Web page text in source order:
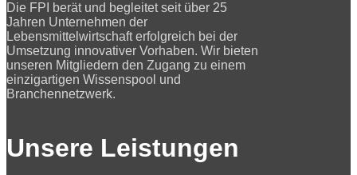
Die FPI berät und begleitet seit über 25
Jahren Unternehmen der
Lebensmittelwirtschaft erfolgreich bei der
Umsetzung innovativer Vorhaben. Wir bieten
unseren Mitgliedern den Zugang zu einem
einzigartigen Wissenspool und
Branchennetzwerk.
Unsere Leistungen